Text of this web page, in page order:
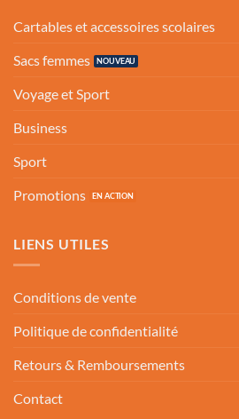
Cartables et accessoires scolaires
Sacs femmes
Voyage et Sport
Business
Sport
Promotions
LIENS UTILES
Conditions de vente
Politique de confidentialité
Retours & Remboursements
Contact